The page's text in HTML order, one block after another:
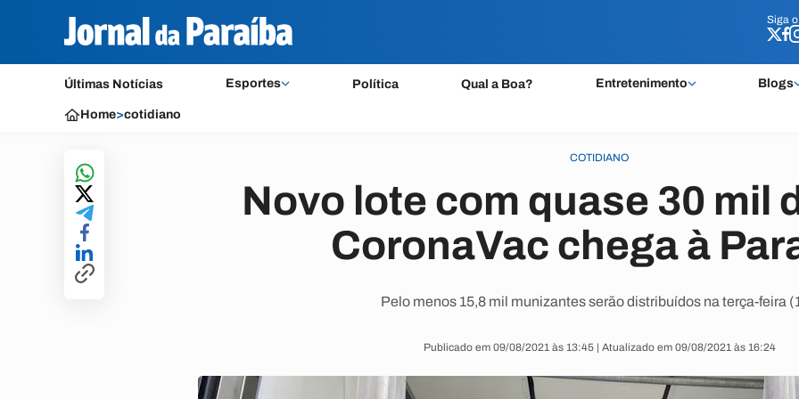
Siga o
Últimas Notícias Esportes Política Qual a Boa? Entretenimento Blogs
Siga o
Home>cotidiano
COTIDIANO
Novo lote com quase 30 mil
CoronaVac chega à
Pelo menos 15,8 mil munizantes serão distribuídos na terça-feira
Publicado em 09/08/2021 às 13:45 | Atualizado em 09/08/2021 às 16:24